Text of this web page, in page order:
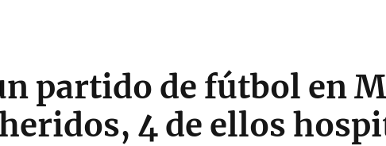
partido de fútbol en
4 de ellos